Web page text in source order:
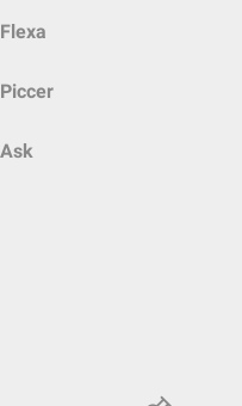
Flexa
Piccer
Ask